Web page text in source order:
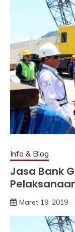
Info & Blog
Jasa Bank
Maret 19, 2019